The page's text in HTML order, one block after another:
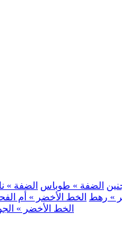
الضفة » طوباس الضفة »
» رهط الخط الأخضر » أم
الخط الأخضر »